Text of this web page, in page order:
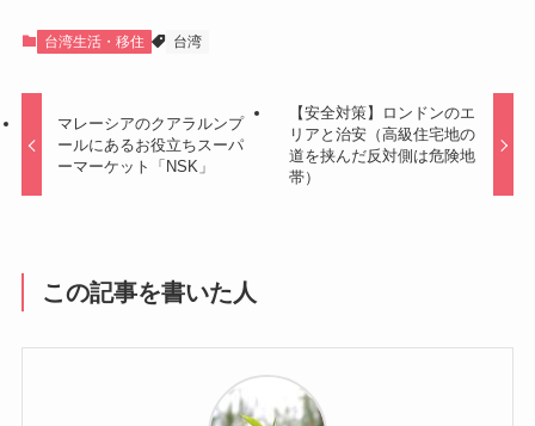
台湾生活・移住 台湾
マレーシアのクアラルンプ
ールにあるお役立ちスーパ
ーマーケット「NSK」
【安全対策】ロンドンのエ
リアと治安（高級住宅地の
道を挟んだ反対側は危険地
帯）
この記事を書いた人